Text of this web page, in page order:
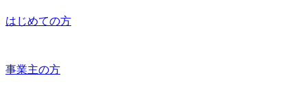
はじめての方
事業主の方